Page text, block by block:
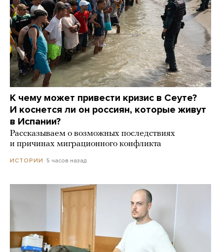
К чему может привести кризис в Сеуте?
И коснется ли он россиян, которые живут
в Испании?
Рассказываем о возможных последствиях
и причинах миграционного конфликта
ИСТОРИИ 5 часов назад